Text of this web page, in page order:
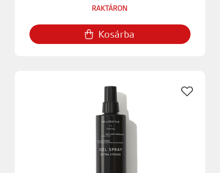
RAKTÁRON
Kosárba